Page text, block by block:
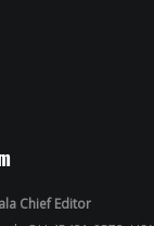
Chief Editor